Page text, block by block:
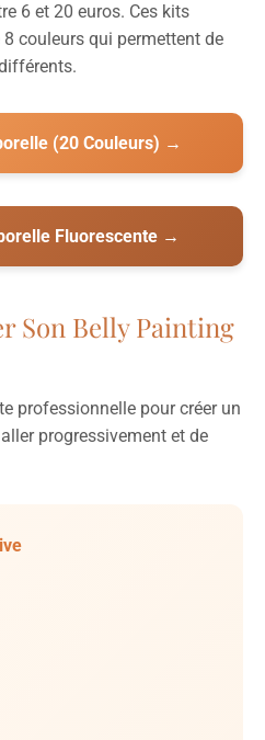
6 et 20 euros. Ces kits
couleurs qui permettent de
(20 Couleurs) →
Fluorescente →
Son Belly Painting
professionnelle pour créer un
progressivement et de